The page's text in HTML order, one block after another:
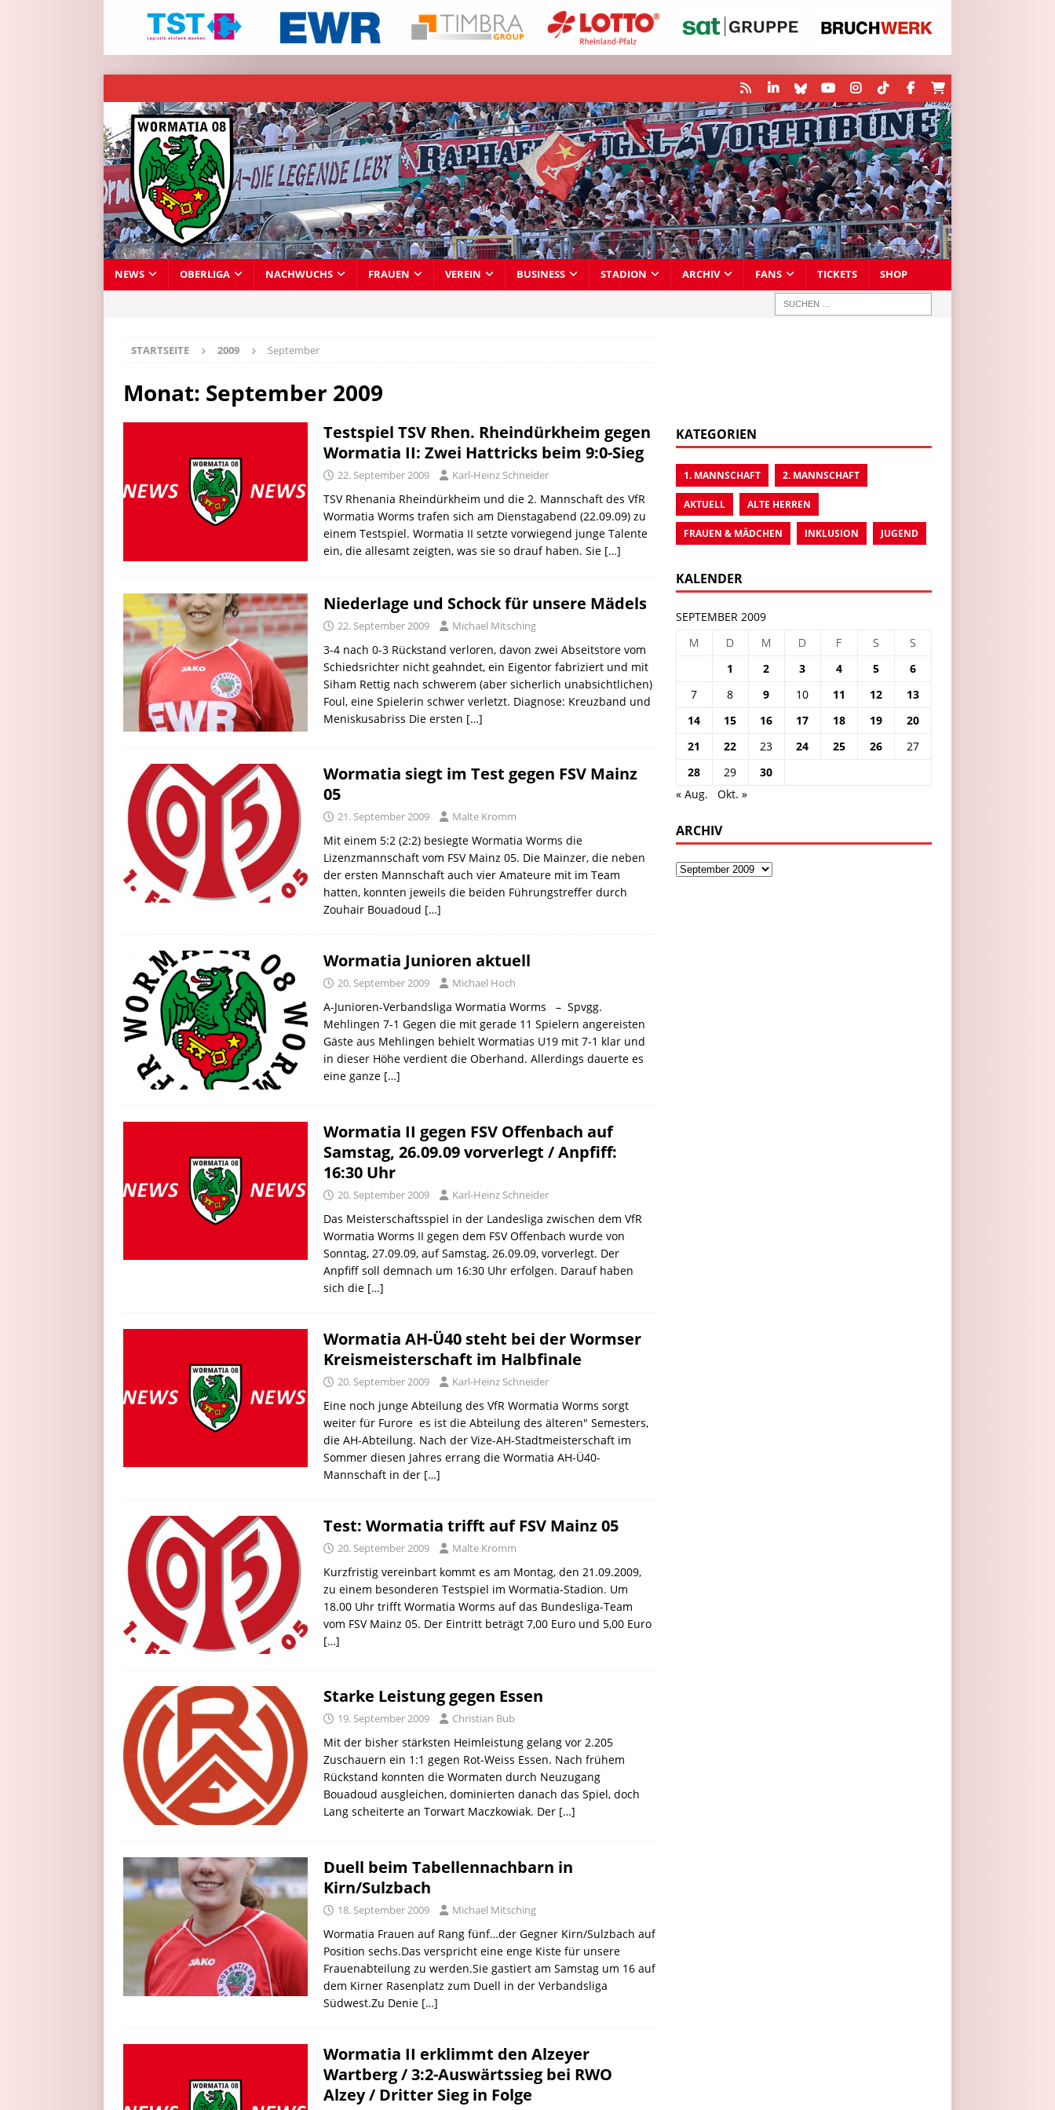
NEWS OBERLIGA NACHWUCHS FRAUEN VEREIN BUSINESS STADION ARCHIV FANS TICKETS SHOP
STARTSEITE 2009 September
Monat: September 2009
Testspiel TSV Rhen. Rheindürkheim gegen
Wormatia II: Zwei Hattricks beim 9:0-Sieg
22. September 2009 Karl-Heinz Schneider
TSV Rhenania Rheindürkheim und die 2. Mannschaft des VfR
Wormatia Worms trafen sich am Dienstagabend (22.09.09) zu
einem Testspiel. Wormatia II setzte vorwiegend junge Talente
ein, die allesamt zeigten, was sie so drauf haben. Sie […]
Niederlage und Schock für unsere Mädels
22. September 2009 Michael Mitsching
3-4 nach 0-3 Rückstand verloren, davon zwei Abseitstore vom
Schiedsrichter nicht geahndet, ein Eigentor fabriziert und mit
Siham Rettig nach schwerem (aber sicherlich unabsichtlichen)
Foul, eine Spielerin schwer verletzt. Diagnose: Kreuzband und
Meniskusabriss Die ersten […]
Wormatia siegt im Test gegen FSV Mainz
05
21. September 2009 Malte Kromm
Mit einem 5:2 (2:2) besiegte Wormatia Worms die
Lizenzmannschaft vom FSV Mainz 05. Die Mainzer, die neben
der ersten Mannschaft auch vier Amateure mit im Team
hatten, konnten jeweils die beiden Führungstreffer durch
Zouhair Bouadoud […]
Wormatia Junioren aktuell
20. September 2009 Michael Hoch
A-Junioren-Verbandsliga Wormatia Worms – Spvgg.
Mehlingen 7-1 Gegen die mit gerade 11 Spielern angereisten
Gäste aus Mehlingen behielt Wormatias U19 mit 7-1 klar und
in dieser Höhe verdient die Oberhand. Allerdings dauerte es
eine ganze […]
Wormatia II gegen FSV Offenbach auf
Samstag, 26.09.09 vorverlegt / Anpfiff:
16:30 Uhr
20. September 2009 Karl-Heinz Schneider
Das Meisterschaftsspiel in der Landesliga zwischen dem VfR
Wormatia Worms II gegen dem FSV Offenbach wurde von
Sonntag, 27.09.09, auf Samstag, 26.09.09, vorverlegt. Der
Anpfiff soll demnach um 16:30 Uhr erfolgen. Darauf haben
sich die […]
Wormatia AH-Ü40 steht bei der Wormser
Kreismeisterschaft im Halbfinale
20. September 2009 Karl-Heinz Schneider
Eine noch junge Abteilung des VfR Wormatia Worms sorgt
weiter für Furore  es ist die Abteilung des älteren" Semesters,
die AH-Abteilung. Nach der Vize-AH-Stadtmeisterschaft im
Sommer diesen Jahres errang die Wormatia AH-Ü40-
Mannschaft in der […]
Test: Wormatia trifft auf FSV Mainz 05
20. September 2009 Malte Kromm
Kurzfristig vereinbart kommt es am Montag, den 21.09.2009,
zu einem besonderen Testspiel im Wormatia-Stadion. Um
18.00 Uhr trifft Wormatia Worms auf das Bundesliga-Team
vom FSV Mainz 05. Der Eintritt beträgt 7,00 Euro und 5,00 Euro
[…]
Starke Leistung gegen Essen
19. September 2009 Christian Bub
Mit der bisher stärksten Heimleistung gelang vor 2.205
Zuschauern ein 1:1 gegen Rot-Weiss Essen. Nach frühem
Rückstand konnten die Wormaten durch Neuzugang
Bouadoud ausgleichen, dominierten danach das Spiel, doch
Lang scheiterte an Torwart Maczkowiak. Der […]
Duell beim Tabellennachbarn in
Kirn/Sulzbach
18. September 2009 Michael Mitsching
Wormatia Frauen auf Rang fünf…der Gegner Kirn/Sulzbach auf
Position sechs.Das verspricht eine enge Kiste für unsere
Frauenabteilung zu werden.Sie gastiert am Samstag um 16 auf
dem Kirner Rasenplatz zum Duell in der Verbandsliga
Südwest.Zu Denie […]
Wormatia II erklimmt den Alzeyer
Wartberg / 3:2-Auswärtssieg bei RWO
Alzey / Dritter Sieg in Folge
KATEGORIEN
1. MANNSCHAFT 2. MANNSCHAFT
AKTUELL ALTE HERREN
FRAUEN & MÄDCHEN INKLUSION JUGEND
KALENDER
SEPTEMBER 2009
M
D M D F S
S
1
2 3 4 5
6
7
8 9 10 11 12
13
14
15 16 17 18 19
20
21
22 23 24 25 26
27
28
29
30
« Aug.
Okt. »
ARCHIV